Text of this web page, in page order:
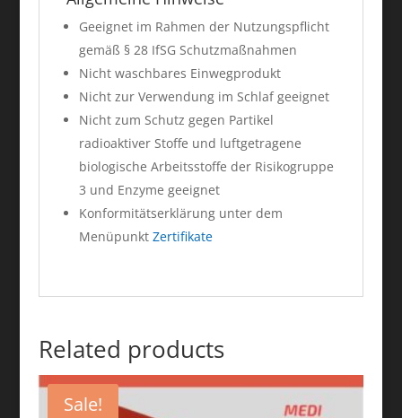
Geeignet im Rahmen der Nutzungspflicht
gemäß § 28 IfSG Schutzmaßnahmen
Nicht waschbares Einwegprodukt
Nicht zur Verwendung im Schlaf geeignet
Nicht zum Schutz gegen Partikel
radioaktiver Stoffe und luftgetragene
biologische Arbeitsstoffe der Risikogruppe
3 und Enzyme geeignet
Konformitätserklärung unter dem
Menüpunkt Zertifikate
Related products
Sale!